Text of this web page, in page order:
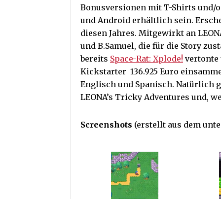
Bonusversionen mit T-Shirts und/
und Android erhältlich sein.
diesen Jahres. Mitgewirkt an
und B.Samuel, die für die Story
bereits Space-Rat: Xplode! vertonte
Kickstarter 136.925 Euro
Englisch und Spanisch. Natürlich
LEONA’s Tricky Adventures und,
Screenshots (erstellt aus dem